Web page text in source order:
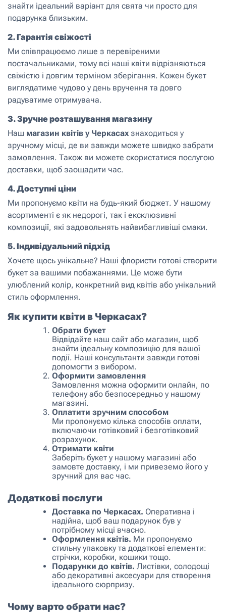
знайти ідеальний варіант для свята чи просто для
подарунка близьким.
2.Гарантія свіжості
Ми співпрацюємо лише з перевіреними
постачальниками, тому всі наші квіти відрізняються
свіжістю і довгим терміном зберігання. Кожен букет
виглядатиме чудово у день вручення та довго
радуватиме отримувача.
3.Зручне розташування магазину
Наш магазин квітів у Черкасах знаходиться у
зручному місці, де ви завжди можете швидко забрати
замовлення. Також ви можете скористатися послугою
доставки, щоб заощадити час.
4.Доступні ціни
Ми пропонуємо квіти на будь-який бюджет. У нашому
асортименті є як недорогі, так і ексклюзивні
композиції, які задовольнять найвибагливіші смаки.
5.Індивідуальний підхід
Хочете щось унікальне? Наші флористи готові створити
букет за вашими побажаннями. Це може бути
улюблений колір, конкретний вид квітів або унікальний
стиль оформлення.
Як купити квіти в Черкасах?
Обрати букет
Відвідайте наш сайт або магазин, щоб
знайти ідеальну композицію для вашої
події. Наші консультанти завжди готові
допомогти з вибором.
Оформити замовлення
Замовлення можна оформити онлайн, по
телефону або безпосередньо у нашому
магазині.
Оплатити зручним способом
Ми пропонуємо кілька способів оплати,
включаючи готівковий і безготівковий
розрахунок.
Отримати квіти
Заберіть букет у нашому магазині або
замовте доставку, і ми привеземо його у
зручний для вас час.
Додаткові послуги
Доставка по Черкасах. Оперативна і
надійна, щоб ваш подарунок був у
потрібному місці вчасно.
Оформлення квітів. Ми пропонуємо
стильну упаковку та додаткові елементи:
стрічки, коробки, кошики тощо.
Подарунки до квітів. Листівки, солодощі
або декоративні аксесуари для створення
ідеального сюрпризу.
Чому варто обрати нас?